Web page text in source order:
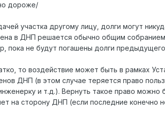
дороже/
участка другому лицу, долги могут
в ДНП решается обычно общим
пока не будут погашены долги
то воздействие может быть в рамках
ДНП (в этом случае теряется право
и т.д.). Вернуть такое право можно
на сторону ДНП (если последние конечно